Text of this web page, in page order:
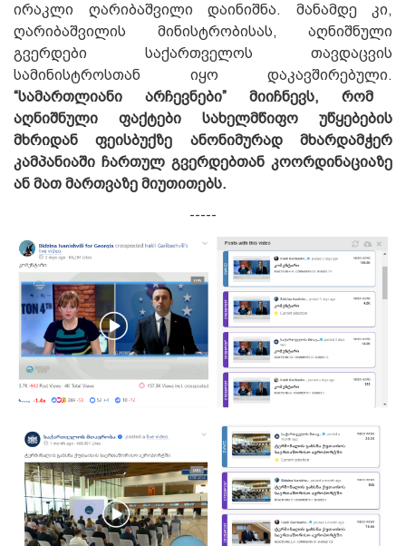
ირაკლი ღარიბაშვილი დაინიშნა. მანამდე კი,
ღარიბაშვილის მინისტრობისას, აღნიშნული
გვერდები საქართველოს თავდაცვის
სამინისტროსთან იყო დაკავშირებული.
“სამართლიანი არჩევნები” მიიჩნევს, რომ
აღნიშნული ფაქტები სახელმწიფო უწყებების
მხრიდან ფეისბუქზე ანონიმურად მხარდამჭერ
კამპანიაში ჩართულ გვერდებთან კოორდინაციაზე
ან მათ მართვაზე მიუთითებს.
-----